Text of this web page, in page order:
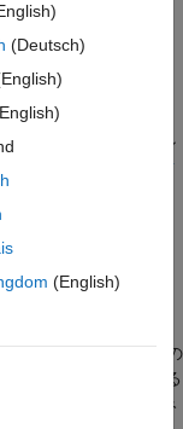
の生成。
イスのためのよりシン
ードのインターフェイ
ラットフォーム固有の
ド サイズ、保持する
ゴリズムの変更を組み
(Deutsch)
(English)